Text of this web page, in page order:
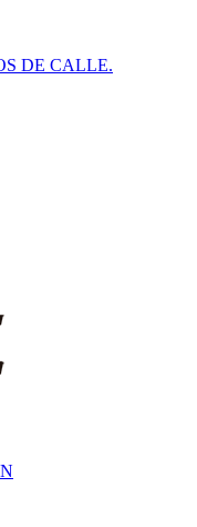
DE CALLE.